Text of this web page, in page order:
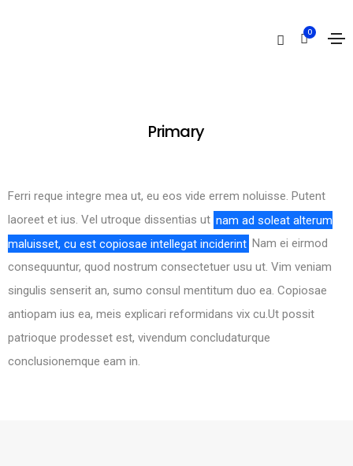
0
Primary
Ferri reque integre mea ut, eu eos vide errem noluisse. Putent
laoreet et ius. Vel utroque dissentias ut nam ad soleat alterum
maluisset, cu est copiosae intellegat inciderint Nam ei eirmod
consequuntur, quod nostrum consectetuer usu ut. Vim veniam
singulis senserit an, sumo consul mentitum duo ea. Copiosae
antiopam ius ea, meis explicari reformidans vix cu.Ut possit
patrioque prodesset est, vivendum concludaturque
conclusionemque eam in.